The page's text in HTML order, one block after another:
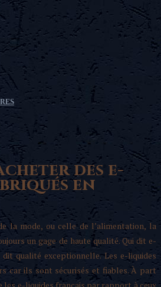
des e-
en
la mode, ou celle de l’alimentation, la
un gage de haute qualité. Qui dit e-
qualité exceptionnelle. Les e-liquides
car ils sont sécurisés et fiables. À part
les e-liquides français par rapport à ceux